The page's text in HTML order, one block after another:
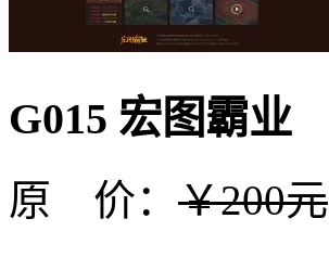
G015 宏图霸业
原 价： ￥200元